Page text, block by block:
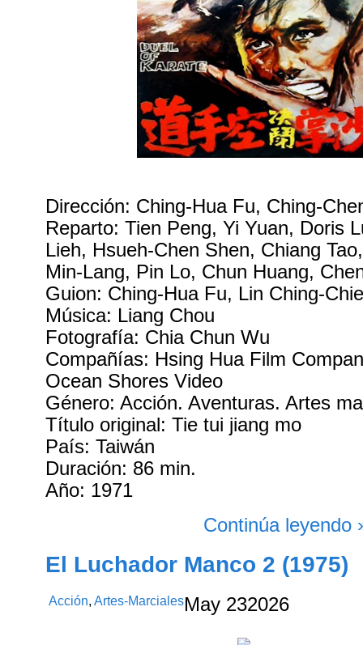
Dirección: Ching-Hua Fu, Ching-
Reparto: Tien Peng, Yi Yuan, Doris
Lieh, Hsueh-Chen Shen, Chiang
Min-Lang, Pin Lo, Chun Huang,
Guion: Ching-Hua Fu, Lin Ching-
Música: Liang Chou
Fotografía: Chia Chun Wu
Compañías: Hsing Hua Film
Ocean Shores Video
Género: Acción. Aventuras. Artes
Título original: Tie tui jiang mo
País: Taiwán
Duración: 86 min.
Año: 1971
Continúa leyendo
El Luchador Manco 2 (1975)
Acción,Artes-Marciales May 232026